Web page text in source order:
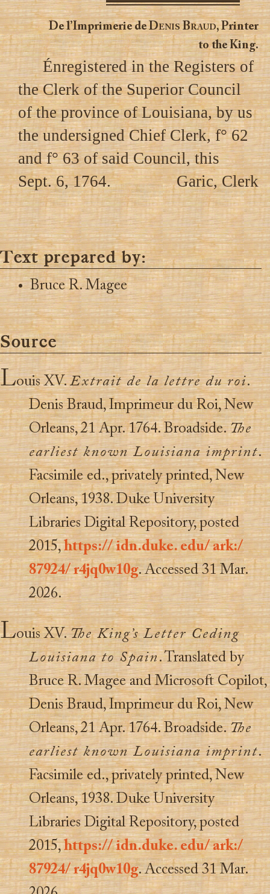
De l’Imprimerie deDenis Braud, Printer
to the King.
Énregistered in the Registers of
the Clerk of the Superior Council
of the province of Louisiana, by us
the undersigned Chief Clerk, f° 62
and f° 63 of said Council, this
Sept. 6, 1764.
Garic, Clerk
Text prepared by:
Bruce R. Magee
Source
Louis XV.Extrait de la lettre du roi.
Denis Braud, Imprimeur du Roi, New
Orleans, 21 Apr. 1764. Broadside.The
earliest known Louisiana imprint.
Facsimile ed., privately printed, New
Orleans, 1938. Duke University
Libraries Digital Repository, posted
2015,https:// idn.duke. edu/ ark:/
87924/ r4jq0w10g. Accessed 31 Mar.
2026.
Louis XV.The King’s Letter Ceding
Louisiana to Spain. Translated by
Bruce R. Magee and Microsoft Copilot,
Denis Braud, Imprimeur du Roi, New
Orleans, 21 Apr. 1764. Broadside.The
earliest known Louisiana imprint.
Facsimile ed., privately printed, New
Orleans, 1938. Duke University
Libraries Digital Repository, posted
2015,https:// idn.duke. edu/ ark:/
87924/ r4jq0w10g. Accessed 31 Mar.